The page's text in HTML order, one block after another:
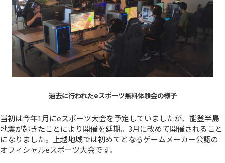
過去に行われたeスポーツ無料体験会の様子
当初は今年1月にeスポーツ大会を予定していましたが、能登半島
地震が起きたことにより開催を延期。3月に改めて開催されること
になりました。上越地域では初めてとなるゲームメーカー公認の
オフィシャルeスポーツ大会です。